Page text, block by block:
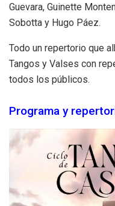
Guevara, Guinette
Sobotta y Hugo Páez.
Todo un repertorio que
Tangos y Valses con
todos los públicos.
Programa y